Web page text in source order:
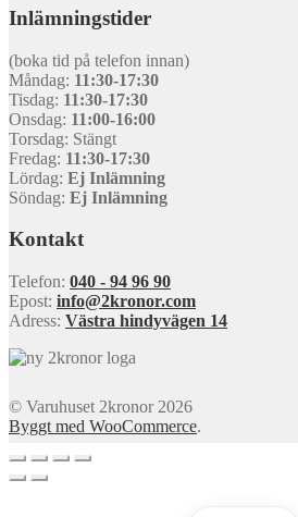
Inlämningstider
(boka tid på telefon innan)
Måndag: 11:30-17:30
Tisdag: 11:30-17:30
Onsdag: 11:00-16:00
Torsdag: Stängt
Fredag: 11:30-17:30
Lördag: Ej Inlämning
Söndag: Ej Inlämning
Kontakt
Telefon: 040 - 94 96 90
Epost: info@2kronor.com
Adress: Västra hindyvägen 14
© Varuhuset 2kronor 2026
Byggt med WooCommerce.